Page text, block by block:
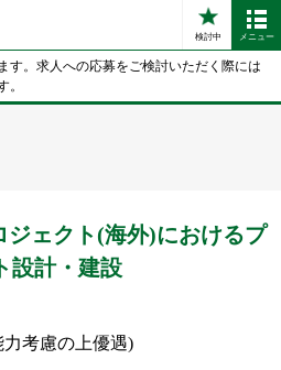
検討中 メニュー
す。求人への応募をご検討いただく際には
。
ジェクト(海外)におけるプ
設計・建設
力考慮の上優遇)